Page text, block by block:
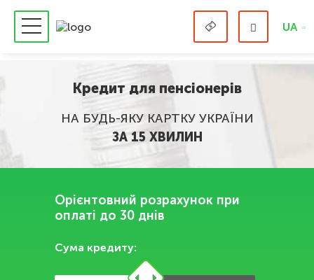
UA
Кредит для пенсіонерів
НА БУДЬ-ЯКУ КАРТКУ УКРАЇНИ
ЗА 15 ХВИЛИН
Орієнтовний розрахунок при
оплаті до 30 днів
Сума кредиту: